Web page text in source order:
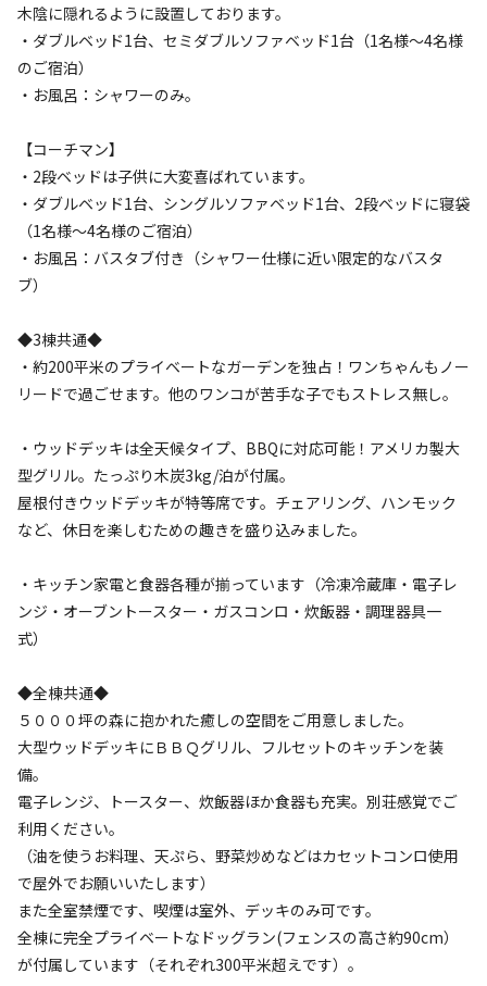
木陰に隠れるように設置しております。
・ダブルベッド1台、セミダブルソファベッド1台（1名様～4名様
のご宿泊）
・お風呂：シャワーのみ。
【コーチマン】
・2段ベッドは子供に大変喜ばれています。
・ダブルベッド1台、シングルソファベッド1台、2段ベッドに寝袋
（1名様～4名様のご宿泊）
・お風呂：バスタブ付き（シャワー仕様に近い限定的なバスタ
ブ）
◆3棟共通◆
・約200平米のプライベートなガーデンを独占！ワンちゃんもノー
リードで過ごせます。他のワンコが苦手な子でもストレス無し。
・ウッドデッキは全天候タイプ、BBQに対応可能！アメリカ製大
型グリル。たっぷり木炭3kg/泊が付属。
屋根付きウッドデッキが特等席です。チェアリング、ハンモック
など、休日を楽しむための趣きを盛り込みました。
・キッチン家電と食器各種が揃っています（冷凍冷蔵庫・電子レ
ンジ・オーブントースター・ガスコンロ・炊飯器・調理器具一
式）
◆全棟共通◆
５０００坪の森に抱かれた癒しの空間をご用意しました。
大型ウッドデッキにＢＢＱグリル、フルセットのキッチンを装
備。
電子レンジ、トースター、炊飯器ほか食器も充実。別荘感覚でご
利用ください。
（油を使うお料理、天ぷら、野菜炒めなどはカセットコンロ使用
で屋外でお願いいたします）
また全室禁煙です、喫煙は室外、デッキのみ可です。
全棟に完全プライベートなドッグラン(フェンスの高さ約90cm）
が付属しています（それぞれ300平米超えです）。
宿泊 コテージ
《◆プレミアムコテージEAST｜2名用｜ドッ
クラン無料プラン》完全プライベートな空間
で愛犬と満喫
源
定員: 2名 面積: 60m² 寝室 2室 寝具: 4組 浴室: 1室
料金目安： 34,000
詳細・空き確認
宿泊 コテージ
《◆プレミアムコテージEAST｜2名用｜連泊
プラン》完全プライベート空間で極上里山休
日
AC電
源
車両乗り
入れ
たき
火 花火 喫煙 伴
定員: 2名 面積: 60m² 寝室: 2室 寝具: 4組 浴室: 2室
料金目安： 34,000